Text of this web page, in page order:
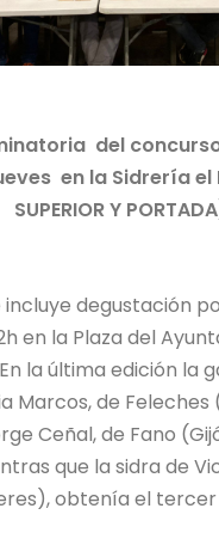
del
en la Sidrería el
SUPERIOR Y
incluye degustación
en la Plaza del
la última edición la
Marcos, de Feleches
Ceñal, de Fano
que la sidra de
obtenía el